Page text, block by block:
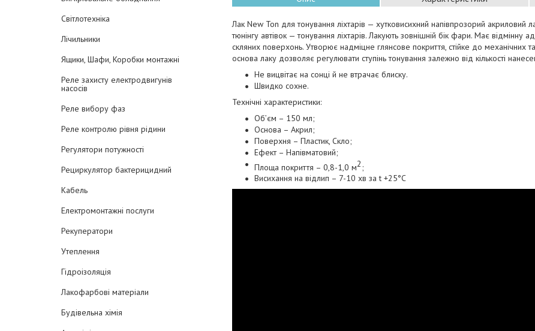
Світлотехніка
Лічильники
Ящики, Шафи, Коробки монтажні
Реле захисту електродвигунів
насосів
Реле вибору фаз
Реле контролю рівня рідини
Регулятори потужності
Рециркулятор бактерицидний
Кабель
Електромонтажні послуги
Рекуператори
Утеплення
Гідроізоляція
Лакофарбові матеріали
Будівельна хімія
Лак New Ton для тонування ліхтарів — хутковисихний напівпрозорий акриловий
тюнінгу автівок — тонування ліхтарів. Лакують зовнішній бік фари. Має відмінну
скляних поверхонь. Утворює надміцне глянсове покриття, стійке до механічних
основа лаку дозволяє регулювати ступінь тонування залежно від кількості
Не вицвітає на сонці й не втрачає блиску.
Швидко сохне.
Технічні характеристики:
Об’єм – 150 мл;
Основа – Акрил;
Поверхня – Пластик, Скло;
Ефект – Напівматовий;
Площа покриття – 0,8-1,0 м2 ;
Висихання на відлип – 7-10 хв за t +25°C